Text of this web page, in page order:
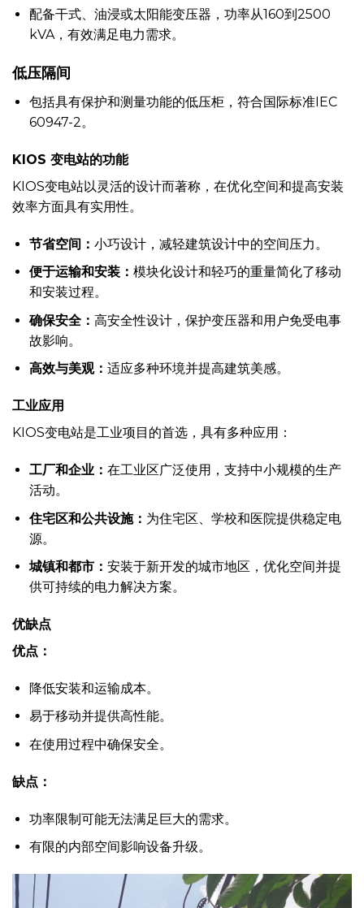
配备干式、油浸或太阳能变压器，功率从160到2500
kVA，有效满足电力需求。
低压隔间
包括具有保护和测量功能的低压柜，符合国际标准IEC
60947-2。
KIOS 变电站的功能
KIOS变电站以灵活的设计而著称，在优化空间和提高安装
效率方面具有实用性。
节省空间： 小巧设计，减轻建筑设计中的空间压力。
便于运输和安装： 模块化设计和轻巧的重量简化了移动
和安装过程。
确保安全： 高安全性设计，保护变压器和用户免受电事
故影响。
高效与美观： 适应多种环境并提高建筑美感。
工业应用
KIOS变电站是工业项目的首选，具有多种应用：
工厂和企业： 在工业区广泛使用，支持中小规模的生产
活动。
住宅区和公共设施： 为住宅区、学校和医院提供稳定电
源。
城镇和都市： 安装于新开发的城市地区，优化空间并提
供可持续的电力解决方案。
优缺点
优点：
降低安装和运输成本。
易于移动并提供高性能。
在使用过程中确保安全。
缺点：
功率限制可能无法满足巨大的需求。
有限的内部空间影响设备升级。